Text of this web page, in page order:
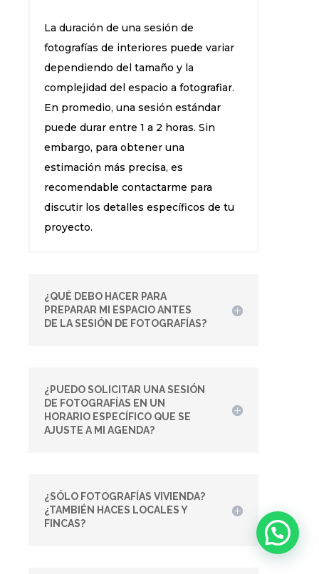
La duración de una sesión de
fotografías de interiores puede variar
dependiendo del tamaño y la
complejidad del espacio a fotografiar.
En promedio, una sesión estándar
puede durar entre 1 a 2 horas. Sin
embargo, para obtener una
estimación más precisa, es
recomendable contactarme para
discutir los detalles específicos de tu
proyecto.
¿QUÉ DEBO HACER PARA
PREPARAR MI ESPACIO ANTES
DE LA SESIÓN DE FOTOGRAFÍAS?
¿PUEDO SOLICITAR UNA SESIÓN
DE FOTOGRAFÍAS EN UN
HORARIO ESPECÍFICO QUE SE
AJUSTE A MI AGENDA?
¿SÓLO FOTOGRAFÍAS VIVIENDA?
¿TAMBIÉN HACES LOCALES Y
FINCAS?